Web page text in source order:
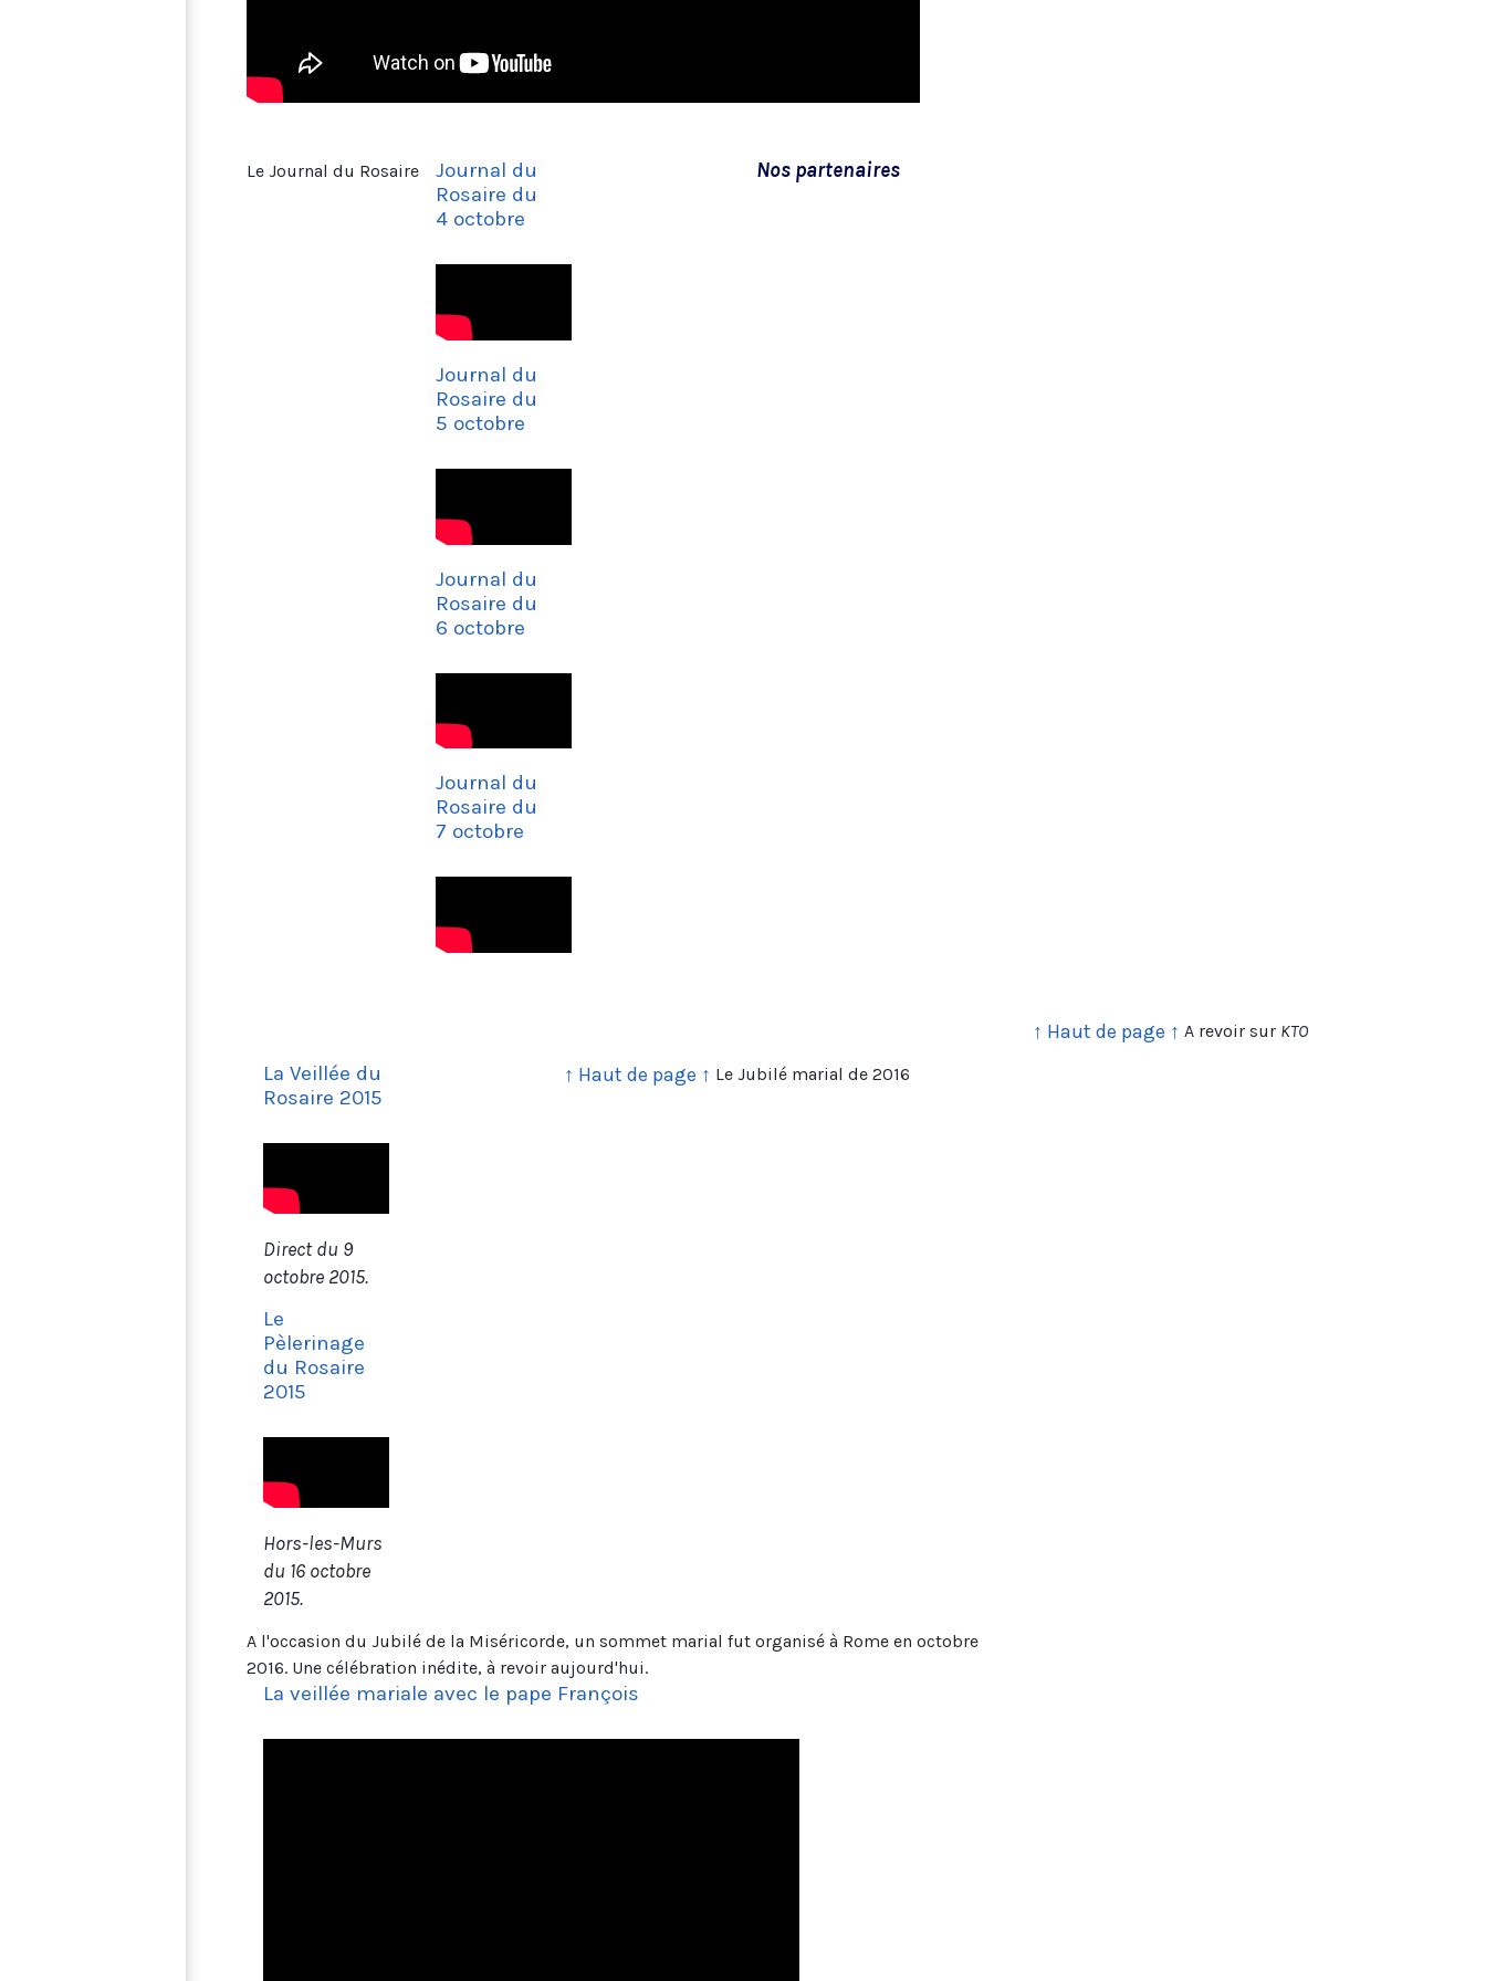
Le Journal du Rosaire
Journal du
Rosaire du
4 octobre
Journal du
Rosaire du
5 octobre
Journal du
Rosaire du
6 octobre
Journal du
Rosaire du
7 octobre
Nos partenaires
↑ Haut de page ↑ A revoir sur KTO
La Veillée du
Rosaire 2015
Direct du 9
octobre 2015.
Le
Pèlerinage
du Rosaire
2015
Hors-les-Murs
du 16 octobre
2015.
↑ Haut de page ↑ Le Jubilé marial de 2016
A l'occasion du Jubilé de la Miséricorde, un sommet marial fut organisé à Rome en octobre
2016. Une célébration inédite, à revoir aujourd'hui.
La veillée mariale avec le pape François